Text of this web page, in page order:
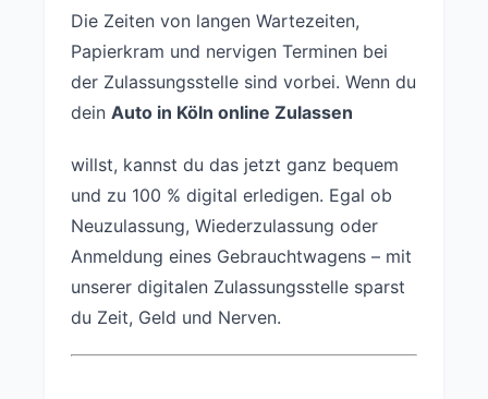
Die Zeiten von langen Wartezeiten,
Papierkram und nervigen Terminen bei
der Zulassungsstelle sind vorbei. Wenn du
dein Auto in Köln online Zulassen
willst, kannst du das jetzt ganz bequem
und zu 100 % digital erledigen. Egal ob
Neuzulassung, Wiederzulassung oder
Anmeldung eines Gebrauchtwagens – mit
unserer digitalen Zulassungsstelle sparst
du Zeit, Geld und Nerven.